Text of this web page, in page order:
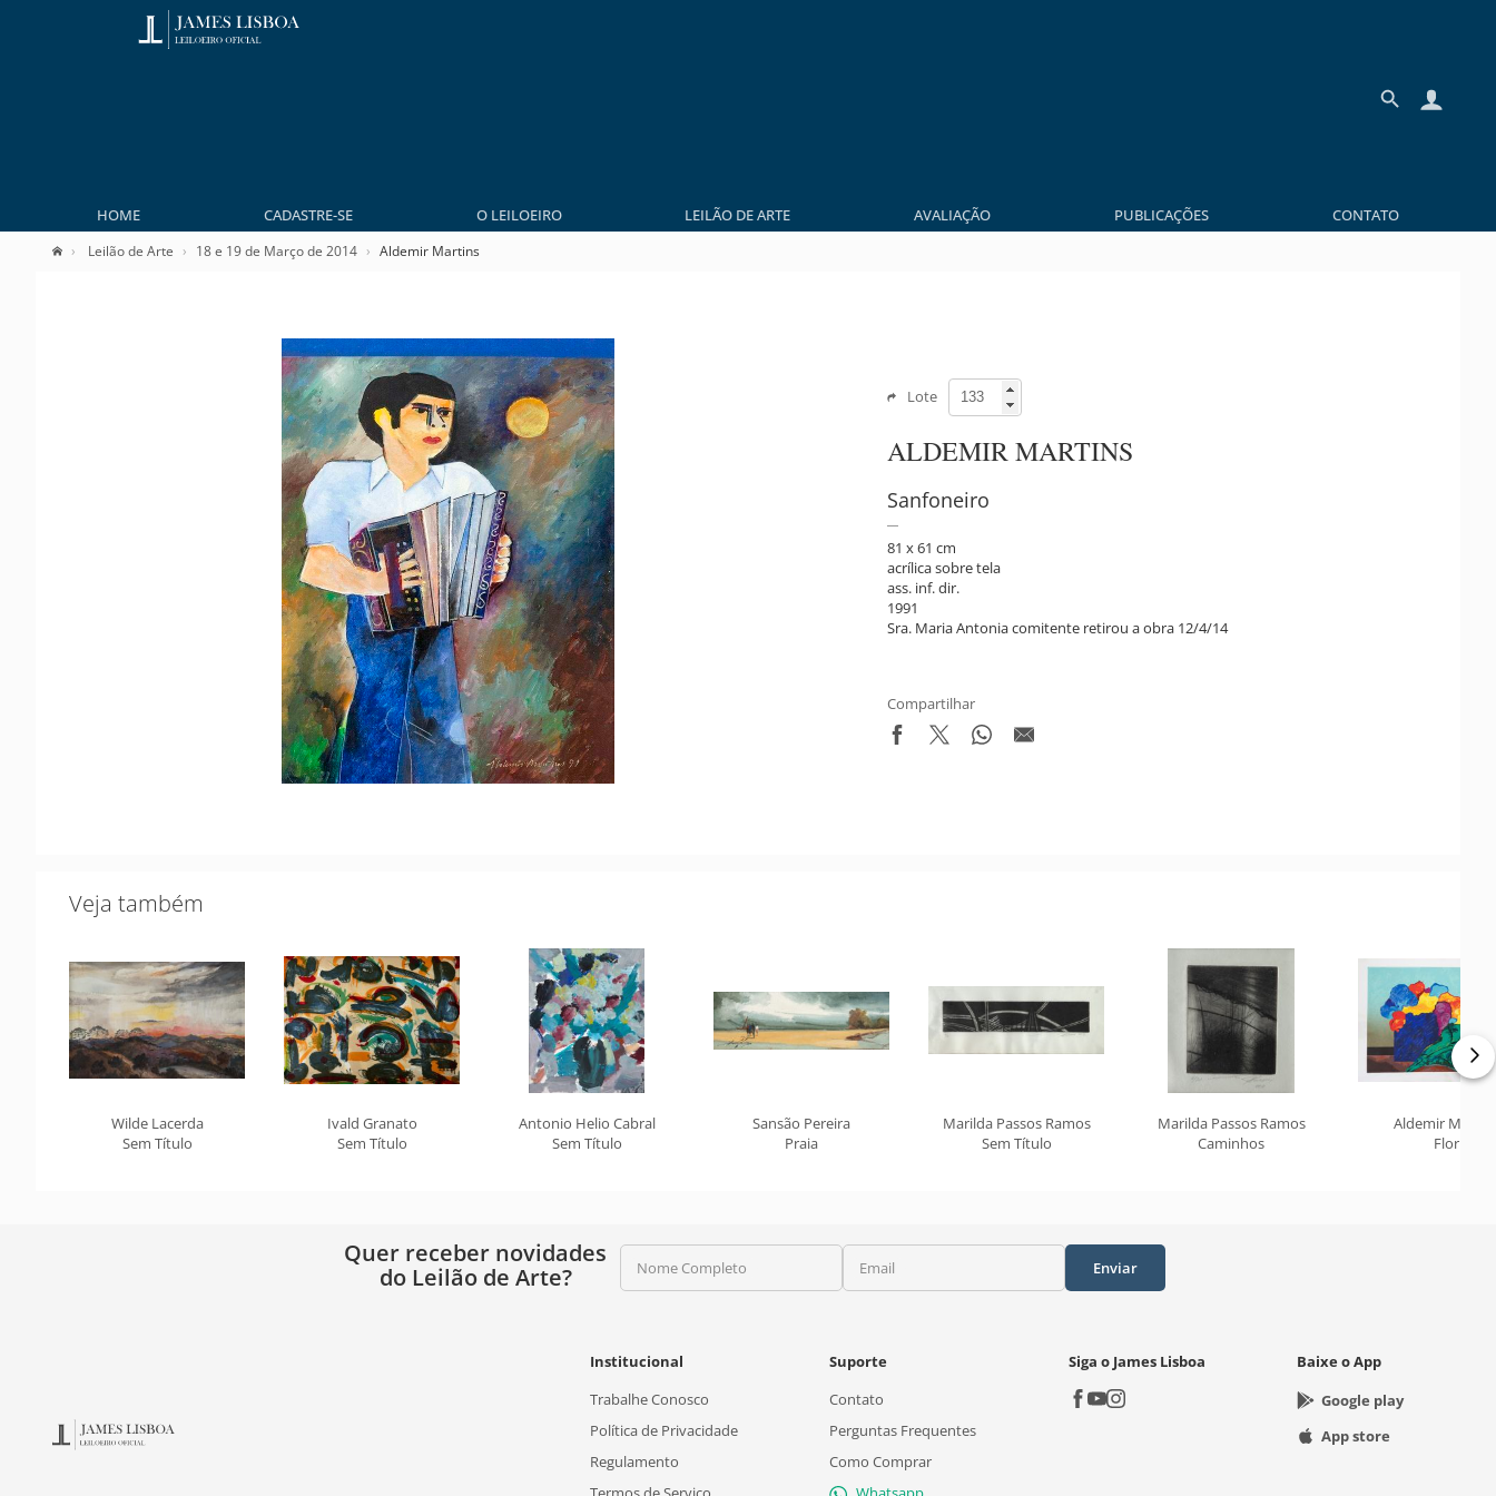
HOME CADASTRE-SE O LEILOEIRO LEILÃO DE ARTE AVALIAÇÃO PUBLICAÇÕES CONTATO
Leilão de Arte 18 e 19 de Março de 2014 Aldemir Martins
Lote
ALDEMIR MARTINS
Sanfoneiro
81 x 61 cm
acrílica sobre tela
ass. inf. dir.
1991
Sra. Maria Antonia comitente retirou a obra 12/4/14
Compartilhar
Veja também
Wilde Lacerda
Sem Título
Ivald Granato
Sem Título
Antonio Helio Cabral
Sem Título
Sansão Pereira
Praia
Marilda Passos Ramos
Sem Título
Marilda Passos Ramos
Caminhos
Aldemir
Flor
Quer receber novidades
do Leilão de Arte?
Nome Completo Email Enviar
Institucional
Trabalhe Conosco
Política de Privacidade
Regulamento
Suporte
Contato
Perguntas Frequentes
Como Comprar
Siga o James Lisboa
Baixe o App
Google play
App store